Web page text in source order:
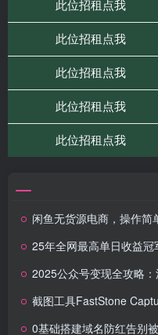
闲鱼无货源电商，操作简
25年全网最高单日收益
2025公众号变现全攻略：流量
截图工具FastStone
0基础搭建域名防红告别被